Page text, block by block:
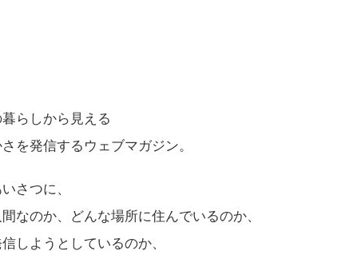
らしから見える
を発信するウェブマガジン。
さつに、
なのか、どんな場所に住んでいるのか、
しようとしているのか、